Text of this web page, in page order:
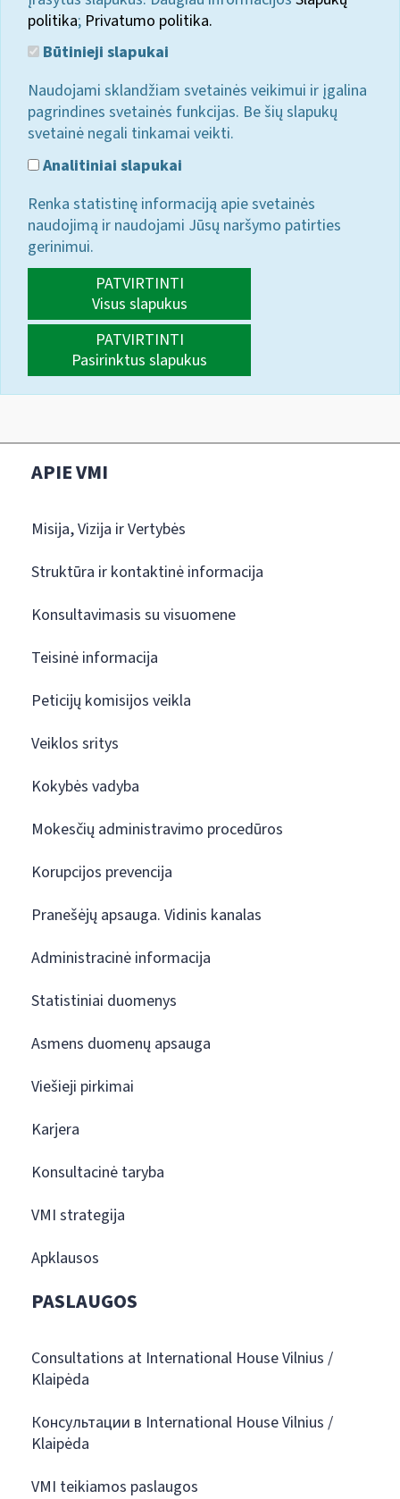
politika; Privatumo politika.
Būtinieji slapukai
Naudojami sklandžiam svetainės veikimui ir įgalina
pagrindines svetainės funkcijas. Be šių slapukų
svetainė negali tinkamai veikti.
Analitiniai slapukai
Renka statistinę informaciją apie svetainės
naudojimą ir naudojami Jūsų naršymo patirties
gerinimui.
PATVIRTINTI
Visus slapukus
PATVIRTINTI
Pasirinktus slapukus
APIE VMI
Misija, Vizija ir Vertybės
Struktūra ir kontaktinė informacija
Konsultavimasis su visuomene
Teisinė informacija
Peticijų komisijos veikla
Veiklos sritys
Kokybės vadyba
Mokesčių administravimo procedūros
Korupcijos prevencija
Pranešėjų apsauga. Vidinis kanalas
Administracinė informacija
Statistiniai duomenys
Asmens duomenų apsauga
Viešieji pirkimai
Karjera
Konsultacinė taryba
VMI strategija
Apklausos
PASLAUGOS
Consultations at International House Vilnius /
Klaipėda
Консультации в International House Vilnius /
Klaipėda
VMI teikiamos paslaugos